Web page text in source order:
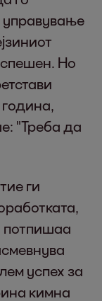
управување
Но
година,
"Треба да
ги
потпишаа
успех за
кимна